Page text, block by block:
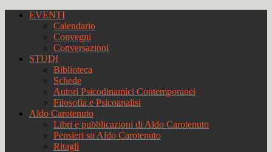
EVENTI
Calendario
Convegni
Conversazioni
STUDI
Biblioteca
Schede
Autori Psicodinamici Contemporanei
Filosofia e Psicoanalisi
Aldo Carotenuto
Libri e pubblicazioni di Aldo Carotenuto
Pensieri su Aldo Carotenuto
Ritagli